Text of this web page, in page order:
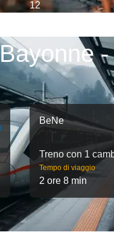
12
BeNe
Treno con 1
Tempo di viaggio
2 ore 8 min